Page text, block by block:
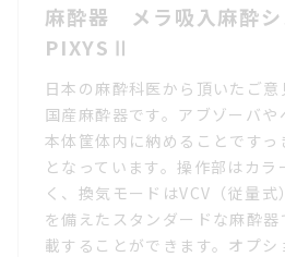
麻酔器 メラ吸入麻酔
PIXYSⅡ
日本の麻酔科医から頂いたご
国産麻酔器です。アブゾーバや
本体筐体内に納めることです
となっています。操作部はカラ
く、換気モードはVCV（従量式
を備えたスタンダードな麻酔
載することができます。オプシ